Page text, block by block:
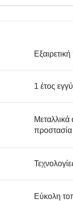
1 έτος
Μεταλλικά
προστασία
Εύκολη